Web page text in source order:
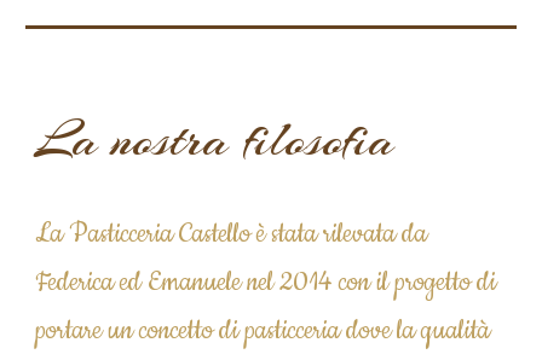
La nostra filosofia
La Pasticceria Castello è stata rilevata da
Federica ed Emanuele nel 2014 con il progetto di
portare un concetto di pasticceria dove la qualità